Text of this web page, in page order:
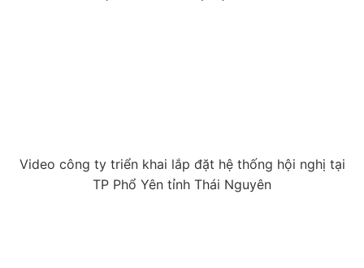
Video công ty triển khai lắp đặt hệ thống hội nghị tại
TP Phổ Yên tỉnh Thái Nguyên